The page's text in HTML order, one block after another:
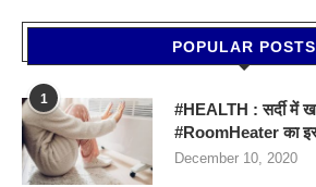
POPULAR POSTS
1
#HEALTH : सर्दी में
#RoomHeater का
December 10, 2020